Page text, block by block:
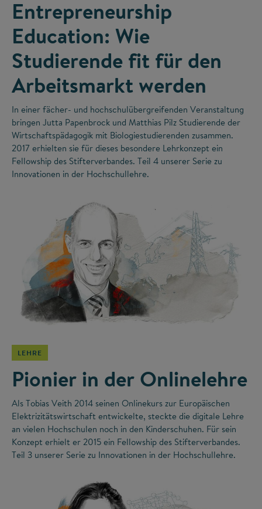
Entrepreneurship
Education: Wie
Studierende fit für den
Arbeitsmarkt werden
In einer fächer- und hochschulübergreifenden Veranstaltung
bringen Jutta Papenbrock und Matthias Pilz Studierende der
Wirtschaftspädagogik mit Biologiestudierenden zusammen.
2017 erhielten sie für dieses besondere Lehrkonzept ein
Fellowship des Stifterverbandes. Teil 4 unserer Serie zu
Innovationen in der Hochschullehre.
©
LEHRE
Pionier in der Onlinelehre
Als Tobias Veith 2014 seinen Onlinekurs zur Europäischen
Elektrizitätswirtschaft entwickelte, steckte die digitale Lehre
an vielen Hochschulen noch in den Kinderschuhen. Für sein
Konzept erhielt er 2015 ein Fellowship des Stifterverbandes.
Teil 3 unserer Serie zu Innovationen in der Hochschullehre.